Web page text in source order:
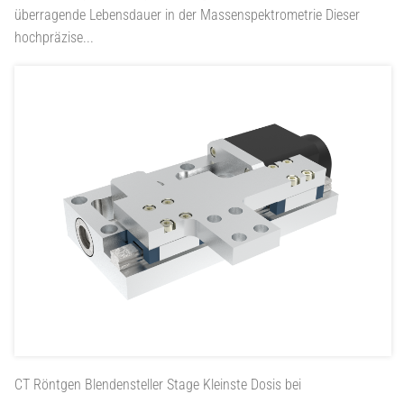
überragende Lebensdauer in der Massenspektrometrie Dieser
hochpräzise...
CT Röntgen Blendensteller Stage Kleinste Dosis bei